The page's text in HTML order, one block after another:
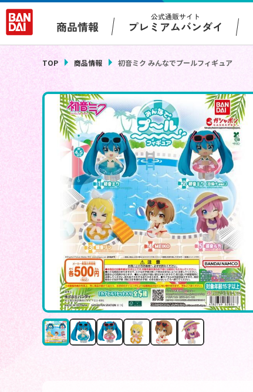
商品情報
公式通販サイト
プレミアムバンダイ
TOP 商品情報 初音ミク みんなでプールフィギュア